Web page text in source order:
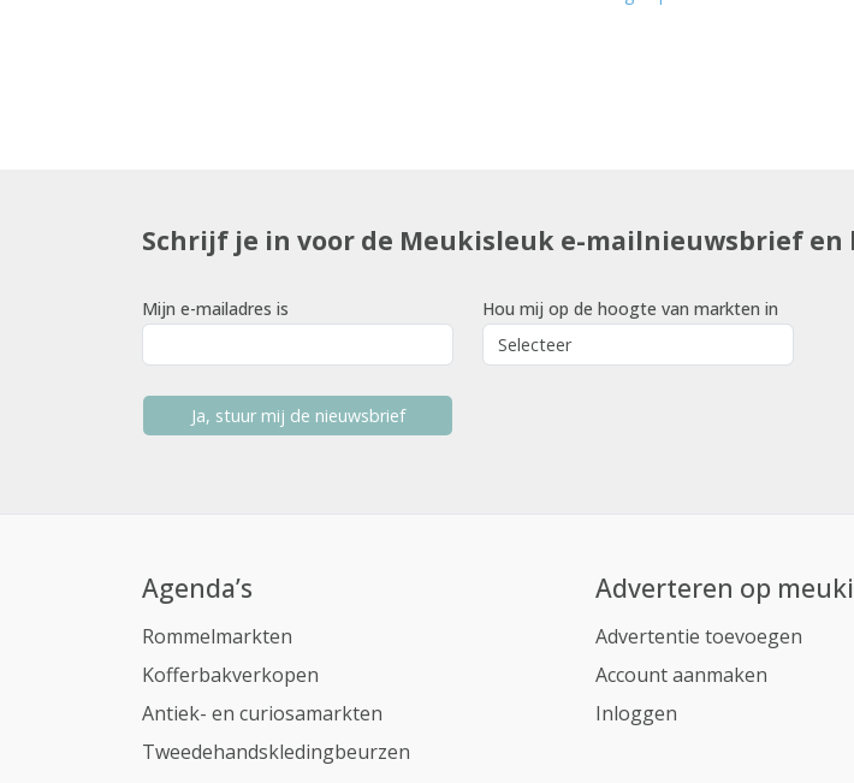
Schrijf je in voor de Meukisleuk e-mailnieuwsbrief
Mijn e-mailadres is Hou mij op de hoogte van markten in
Ja, stuur mij de nieuwsbrief
Agenda’s
Rommelmarkten
Kofferbakverkopen
Antiek- en curiosamarkten
Tweedehandskledingbeurzen
Adverteren op
Advertentie toevoegen
Account aanmaken
Inloggen